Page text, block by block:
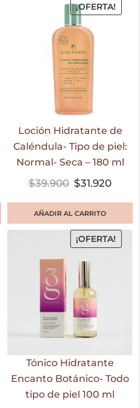
¡OFERTA!
Loción Hidratante de
Caléndula- Tipo de piel:
Normal- Seca – 180 ml
$39.900 $31.920
AÑADIR AL CARRITO
¡OFERTA!
Tónico Hidratante
Encanto Botánico- Todo
tipo de piel 100 ml